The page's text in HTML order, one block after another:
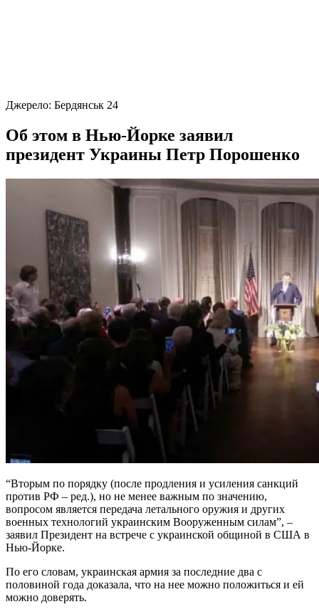
Джерело: Бердянськ 24
Об этом в Нью-Йорке заявил
президент Украины Петр Порошенко
“Вторым по порядку (после продления и усиления санкций
против РФ – ред.), но не менее важным по значению,
вопросом является передача летального оружия и других
военных технологий украинским Вооруженным силам”, –
заявил Президент на встрече с украинской общиной в США в
Нью-Йорке.
По его словам, украинская армия за последние два с
половиной года доказала, что на нее можно положиться и ей
можно доверять.